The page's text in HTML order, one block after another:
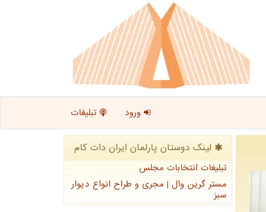
ورود تبلیغات
لینک دوستان پارلمان ایران دات كام
تبلیغات انتخابات مجلس
مستر گرین وال | مجری و طراح انواع دیوار
سبز